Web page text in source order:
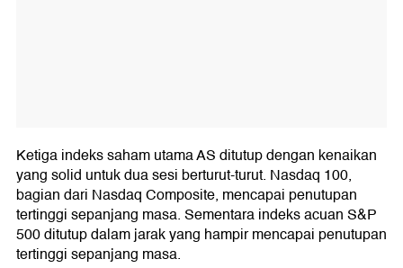
Ketiga indeks saham utama AS ditutup dengan kenaikan
yang solid untuk dua sesi berturut-turut. Nasdaq 100,
bagian dari Nasdaq Composite, mencapai penutupan
tertinggi sepanjang masa. Sementara indeks acuan S&P
500 ditutup dalam jarak yang hampir mencapai penutupan
tertinggi sepanjang masa.